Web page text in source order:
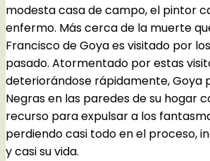
modesta casa de campo, el pintor
enfermo. Más cerca de la muerte
Francisco de Goya es visitado por
pasado. Atormentado por estas
deteriorándose rápidamente, Goya
Negras en las paredes de su hogar
recurso para expulsar a los
perdiendo casi todo en el proceso,
y casi su vida.